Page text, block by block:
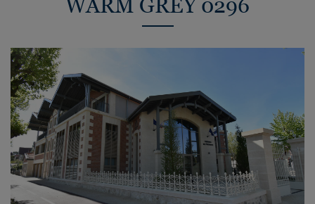
WARM GREY 0296